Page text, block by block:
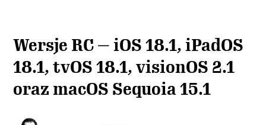
Wersje RC — iOS 18.1, iPadOS
18.1, tvOS 18.1, visionOS 2.1
oraz macOS Sequoia 15.1